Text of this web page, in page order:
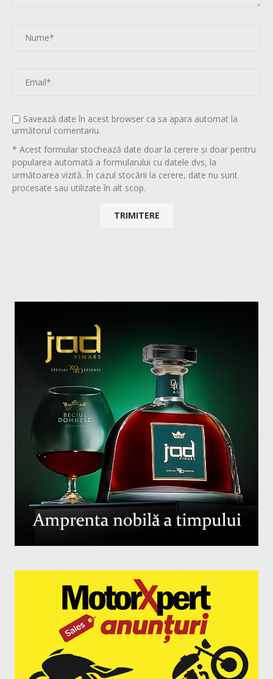
Savează date în acest browser ca sa apara automat la
următorul comentariu.
* Acest formular stochează date doar la cerere și doar pentru
popularea automată a formularului cu datele dvs, la
următoarea vizită. În cazul stocării la cerere, date nu sunt
procesate sau utilizate în alt scop.